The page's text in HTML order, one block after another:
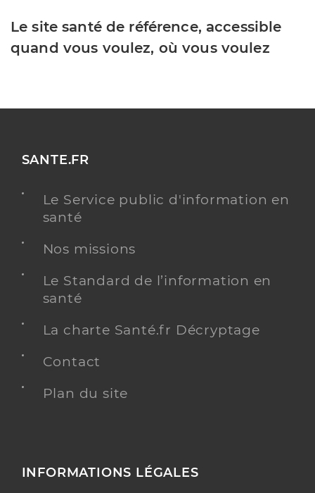
Le site santé de référence, accessible
quand vous voulez, où vous voulez
SANTE.FR
Le Service public d'information en
santé
Nos missions
Le Standard de l’information en
santé
La charte Santé.fr Décryptage
Contact
Plan du site
INFORMATIONS LÉGALES